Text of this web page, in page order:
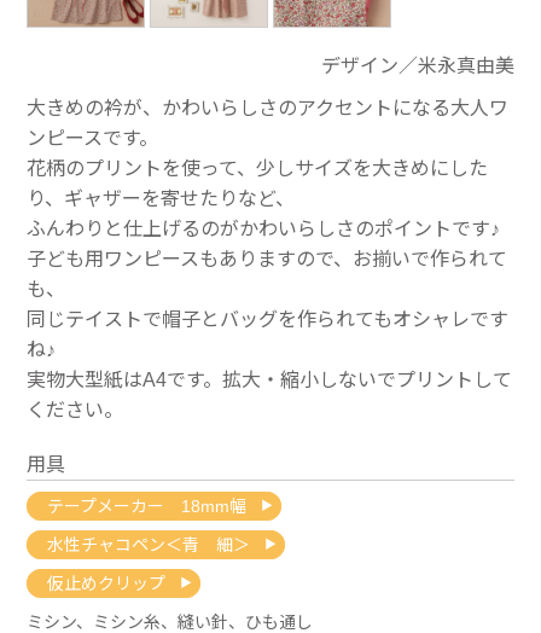
デザイン／米永真由美
大きめの衿が、かわいらしさのアクセントになる大人ワ
ンピースです。
花柄のプリントを使って、少しサイズを大きめにした
り、ギャザーを寄せたりなど、
ふんわりと仕上げるのがかわいらしさのポイントです♪
子ども用ワンピースもありますので、お揃いで作られて
も、
同じテイストで帽子とバッグを作られてもオシャレです
ね♪
実物大型紙はA4です。拡大・縮小しないでプリントして
ください。
用具
テープメーカー 18mm幅
水性チャコペン＜青 細＞
仮止めクリップ
ミシン、ミシン糸、縫い針、ひも通し